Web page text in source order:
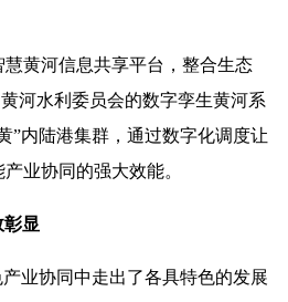
黄河信息共享平台，整合生态
河水利委员会的数字孪生黄河系
”内陆港集群，通过数字化调度让
业协同的强大效能。
彰显
业协同中走出了各具特色的发展